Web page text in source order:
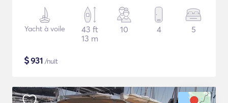
Yacht à voile
43 ft
13 m
10 4 5
$931 /nuit